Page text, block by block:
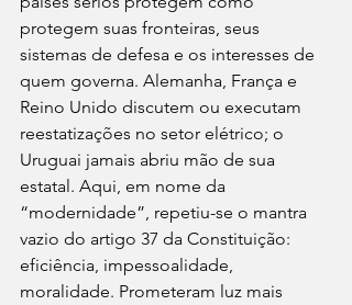
protegem suas fronteiras, seus
sistemas de defesa e os interesses de
quem governa. Alemanha, França e
Reino Unido discutem ou executam
reestatizações no setor elétrico; o
Uruguai jamais abriu mão de sua
estatal. Aqui, em nome da
“modernidade”, repetiu-se o mantra
vazio do artigo 37 da Constituição:
eficiência, impessoalidade,
moralidade. Prometeram luz mais